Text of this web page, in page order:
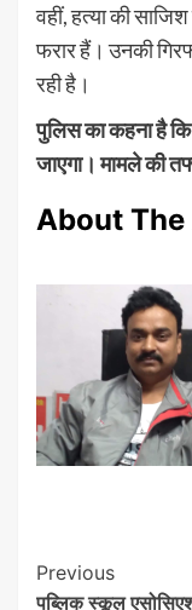
वहीं, हत्या की
फरार हैं। उनकी
रही है।
पुलिस का कहना है कि
जाएगा। मामले की
About
Post
Previous
पब्लिक स्कूल